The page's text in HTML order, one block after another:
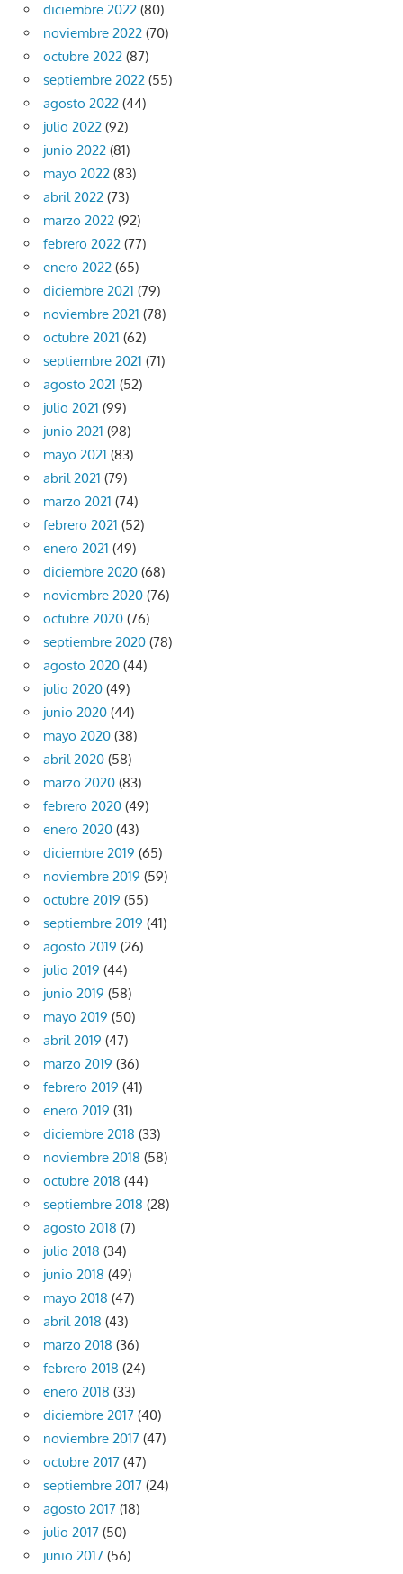
diciembre 2022 (80)
noviembre 2022 (70)
octubre 2022 (87)
septiembre 2022 (55)
agosto 2022 (44)
julio 2022 (92)
junio 2022 (81)
mayo 2022 (83)
abril 2022 (73)
marzo 2022 (92)
febrero 2022 (77)
enero 2022 (65)
diciembre 2021 (79)
noviembre 2021 (78)
octubre 2021 (62)
septiembre 2021 (71)
agosto 2021 (52)
julio 2021 (99)
junio 2021 (98)
mayo 2021 (83)
abril 2021 (79)
marzo 2021 (74)
febrero 2021 (52)
enero 2021 (49)
diciembre 2020 (68)
noviembre 2020 (76)
octubre 2020 (76)
septiembre 2020 (78)
agosto 2020 (44)
julio 2020 (49)
junio 2020 (44)
mayo 2020 (38)
abril 2020 (58)
marzo 2020 (83)
febrero 2020 (49)
enero 2020 (43)
diciembre 2019 (65)
noviembre 2019 (59)
octubre 2019 (55)
septiembre 2019 (41)
agosto 2019 (26)
julio 2019 (44)
junio 2019 (58)
mayo 2019 (50)
abril 2019 (47)
marzo 2019 (36)
febrero 2019 (41)
enero 2019 (31)
diciembre 2018 (33)
noviembre 2018 (58)
octubre 2018 (44)
septiembre 2018 (28)
agosto 2018 (7)
julio 2018 (34)
junio 2018 (49)
mayo 2018 (47)
abril 2018 (43)
marzo 2018 (36)
febrero 2018 (24)
enero 2018 (33)
diciembre 2017 (40)
noviembre 2017 (47)
octubre 2017 (47)
septiembre 2017 (24)
agosto 2017 (18)
julio 2017 (50)
junio 2017 (56)